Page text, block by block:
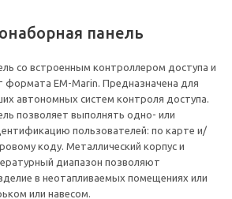
панель
со встроенным контроллером доступа и
формата EM-Marin. Предназначена для
автономных систем контроля доступа.
позволяет выполнять одно- или
пользователей: по карте и/
коду. Металлический корпус и
диапазон позволяют
в неотапливаемых помещениях или
или навесом.